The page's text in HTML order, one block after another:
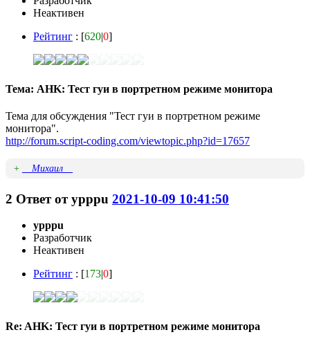
Неактивен
Рейтинг : [620|0]
Тема: AHK: Тест гуи в портретном режиме монитора
Тема для обсуждения "Тест гуи в портретном режиме
монитора".
http://forum.script-coding.com/viewtopic.php?id=17657
+ __Михаил__
2 Ответ отypppu 2021-10-09 10:41:50
ypppu
Разработчик
Неактивен
Рейтинг : [173|0]
Re: AHK: Тест гуи в портретном режиме монитора